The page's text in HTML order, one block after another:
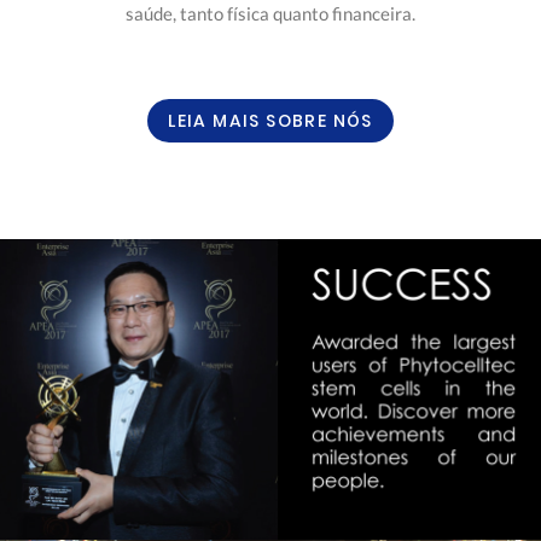
saúde, tanto física quanto financeira.
LEIA MAIS SOBRE NÓS